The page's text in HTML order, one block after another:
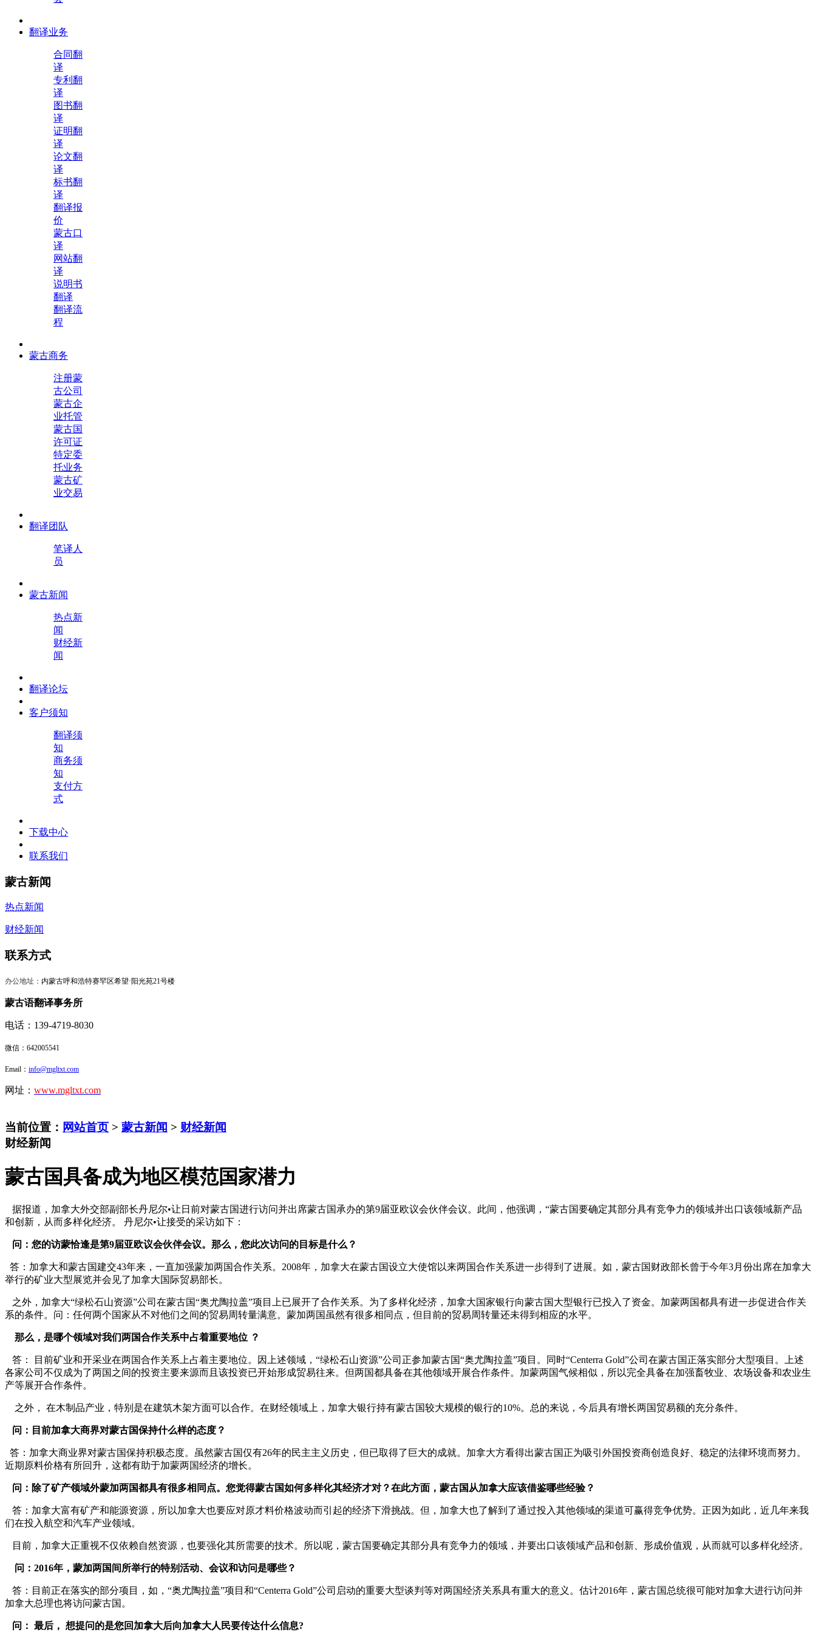
翻译业务
合同翻
译
专利翻
译
图书翻
译
证明翻
译
论文翻
译
标书翻
译
翻译报
价
蒙古口
译
网站翻
译
说明书
翻译
翻译流
程
蒙古商务
注册蒙
古公司
蒙古企
业托管
蒙古国
许可证
特定委
托业务
蒙古矿
业交易
翻译团队
笔译人
员
蒙古新闻
热点新
闻
财经新
闻
翻译论坛
客户须知
翻译须
知
商务须
知
支付方
式
下载中心
联系我们
蒙古新闻
热点新闻
财经新闻
联系方式
办公地址： 内蒙古呼和浩特赛罕区希望·阳光苑21号楼
蒙古语翻译事务所
电话：139-4719-8030
微信： 642005541
Email： info@mgltxt.com
网址： www.mgltxt.com
当前位置： 网站首页 > 蒙古新闻 > 财经新闻
财经新闻
蒙古国具备成为地区模范国家潜力
据报道，加拿大外交部副部长丹尼尔•让日前对蒙古国进行访问并出席蒙古国承办的第9届亚欧议会伙伴会议。此间，他强调，“蒙古国要确定其部分具有竞争力的领域并出口该领域新产品
和创新，从而多样化经济。 丹尼尔•让接受的采访如下：
问：您的访蒙恰逢是第9届亚欧议会伙伴会议。那么，您此次访问的目标是什么？
答：加拿大和蒙古国建交43年来，一直加强蒙加两国合作关系。2008年，加拿大在蒙古国设立大使馆以来两国合作关系进一步得到了进展。如，蒙古国财政部长曾于今年3月份出席在加拿大
举行的矿业大型展览并会见了加拿大国际贸易部长。
之外，加拿大“绿松石山资源”公司在蒙古国“奥尤陶拉盖”项目上已展开了合作关系。为了多样化经济，加拿大国家银行向蒙古国大型银行已投入了资金。加蒙两国都具有进一步促进合作关
系的条件。问：任何两个国家从不对他们之间的贸易周转量满意。蒙加两国虽然有很多相同点，但目前的贸易周转量还未得到相应的水平。
那么，是哪个领域对我们两国合作关系中占着重要地位 ？
答： 目前矿业和开采业在两国合作关系上占着主要地位。因上述领域，“绿松石山资源”公司正参加蒙古国“奥尤陶拉盖”项目。同时“Centerra Gold”公司在蒙古国正落实部分大型项目。上述
各家公司不仅成为了两国之间的投资主要来源而且该投资已开始形成贸易往来。但两国都具备在其他领域开展合作条件。加蒙两国气候相似，所以完全具备在加强畜牧业、农场设备和农业生
产等展开合作条件。
之外， 在木制品产业，特别是在建筑木架方面可以合作。在财经领域上，加拿大银行持有蒙古国较大规模的银行的10%。总的来说，今后具有增长两国贸易额的充分条件。
问：目前加拿大商界对蒙古国保持什么样的态度？
答：加拿大商业界对蒙古国保持积极态度。虽然蒙古国仅有26年的民主主义历史，但已取得了巨大的成就。加拿大方看得出蒙古国正为吸引外国投资商创造良好、稳定的法律环境而努力。
近期原料价格有所回升，这都有助于加蒙两国经济的增长。
问：除了矿产领域外蒙加两国都具有很多相同点。您觉得蒙古国如何多样化其经济才对？在此方面，蒙古国从加拿大应该借鉴哪些经验？
答：加拿大富有矿产和能源资源，所以加拿大也要应对原才料价格波动而引起的经济下滑挑战。但，加拿大也了解到了通过投入其他领域的渠道可赢得竞争优势。正因为如此，近几年来我
们在投入航空和汽车产业领域。
目前，加拿大正重视不仅依赖自然资源，也要强化其所需要的技术。所以呢，蒙古国要确定其部分具有竞争力的领域，并要出口该领域产品和创新、形成价值观，从而就可以多样化经济。
问：2016年，蒙加两国间所举行的特别活动、会议和访问是哪些？
答：目前正在落实的部分项目，如，“奥尤陶拉盖”项目和“Centerra Gold”公司启动的重要大型谈判等对两国经济关系具有重大的意义。估计2016年，蒙古国总统很可能对加拿大进行访问并
加拿大总理也将访问蒙古国。
问： 最后， 想提问的是您回加拿大后向加拿大人民要传达什么信息?